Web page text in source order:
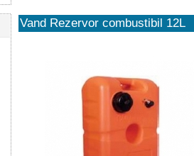
Vand Rezervor combustibil 12L